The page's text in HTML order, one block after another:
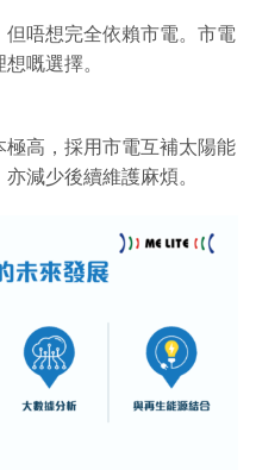
唔想完全依賴市電。市電
嘅選擇。
高，採用市電互補太陽能
減少後續維護麻煩。